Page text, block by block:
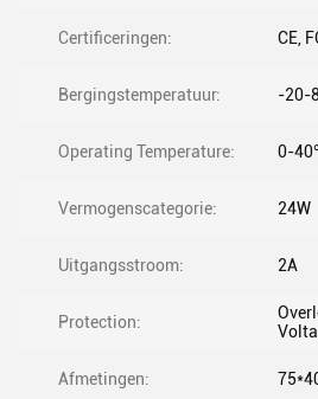
Certificeringen: CE,
Bergingstemperatuur: -20-
Operating Temperature: 0-
Vermogenscategorie: 24W
Uitgangsstroom: 2A
Protection:
Afmetingen: